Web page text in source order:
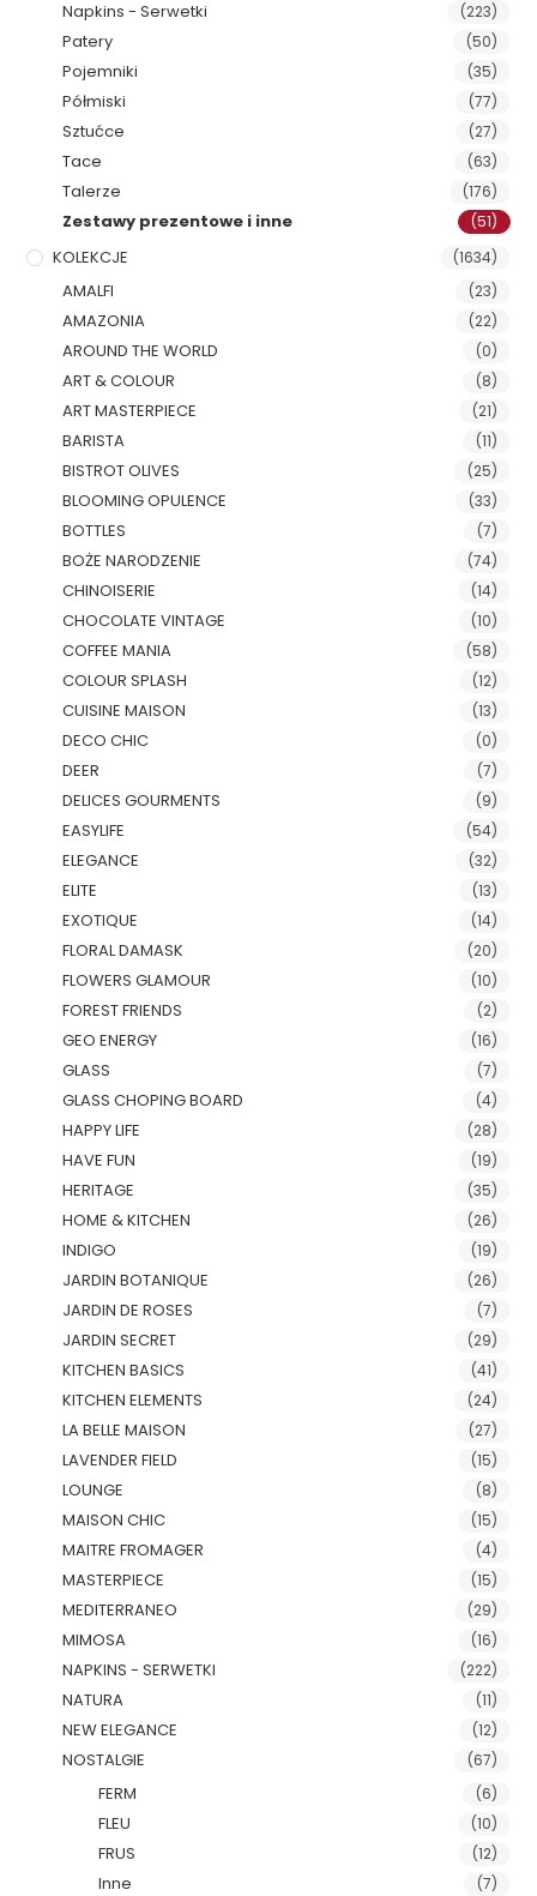
Napkins - Serwetki (223)
Patery (50)
Pojemniki (35)
Półmiski (77)
Sztućce (27)
Tace (63)
Talerze (176)
Zestawy prezentowe i inne (51)
KOLEKCJE (1634)
AMALFI (23)
AMAZONIA (22)
AROUND THE WORLD (0)
ART & COLOUR (8)
ART MASTERPIECE (21)
BARISTA (11)
BISTROT OLIVES (25)
BLOOMING OPULENCE (33)
BOTTLES (7)
BOŻE NARODZENIE (74)
CHINOISERIE (14)
CHOCOLATE VINTAGE (10)
COFFEE MANIA (58)
COLOUR SPLASH (12)
CUISINE MAISON (13)
DECO CHIC (0)
DEER (7)
DELICES GOURMENTS (9)
EASYLIFE (54)
ELEGANCE (32)
ELITE (13)
EXOTIQUE (14)
FLORAL DAMASK (20)
FLOWERS GLAMOUR (10)
FOREST FRIENDS (2)
GEO ENERGY (16)
GLASS (7)
GLASS CHOPING BOARD (4)
HAPPY LIFE (28)
HAVE FUN (19)
HERITAGE (35)
HOME & KITCHEN (26)
INDIGO (19)
JARDIN BOTANIQUE (26)
JARDIN DE ROSES (7)
JARDIN SECRET (29)
KITCHEN BASICS (41)
KITCHEN ELEMENTS (24)
LA BELLE MAISON (27)
LAVENDER FIELD (15)
LOUNGE (8)
MAISON CHIC (15)
MAITRE FROMAGER (4)
MASTERPIECE (15)
MEDITERRANEO (29)
MIMOSA (16)
NAPKINS - SERWETKI (222)
NATURA (11)
NEW ELEGANCE (12)
NOSTALGIE (67)
FERM (6)
FLEU (10)
FRUS (12)
Inne (7)